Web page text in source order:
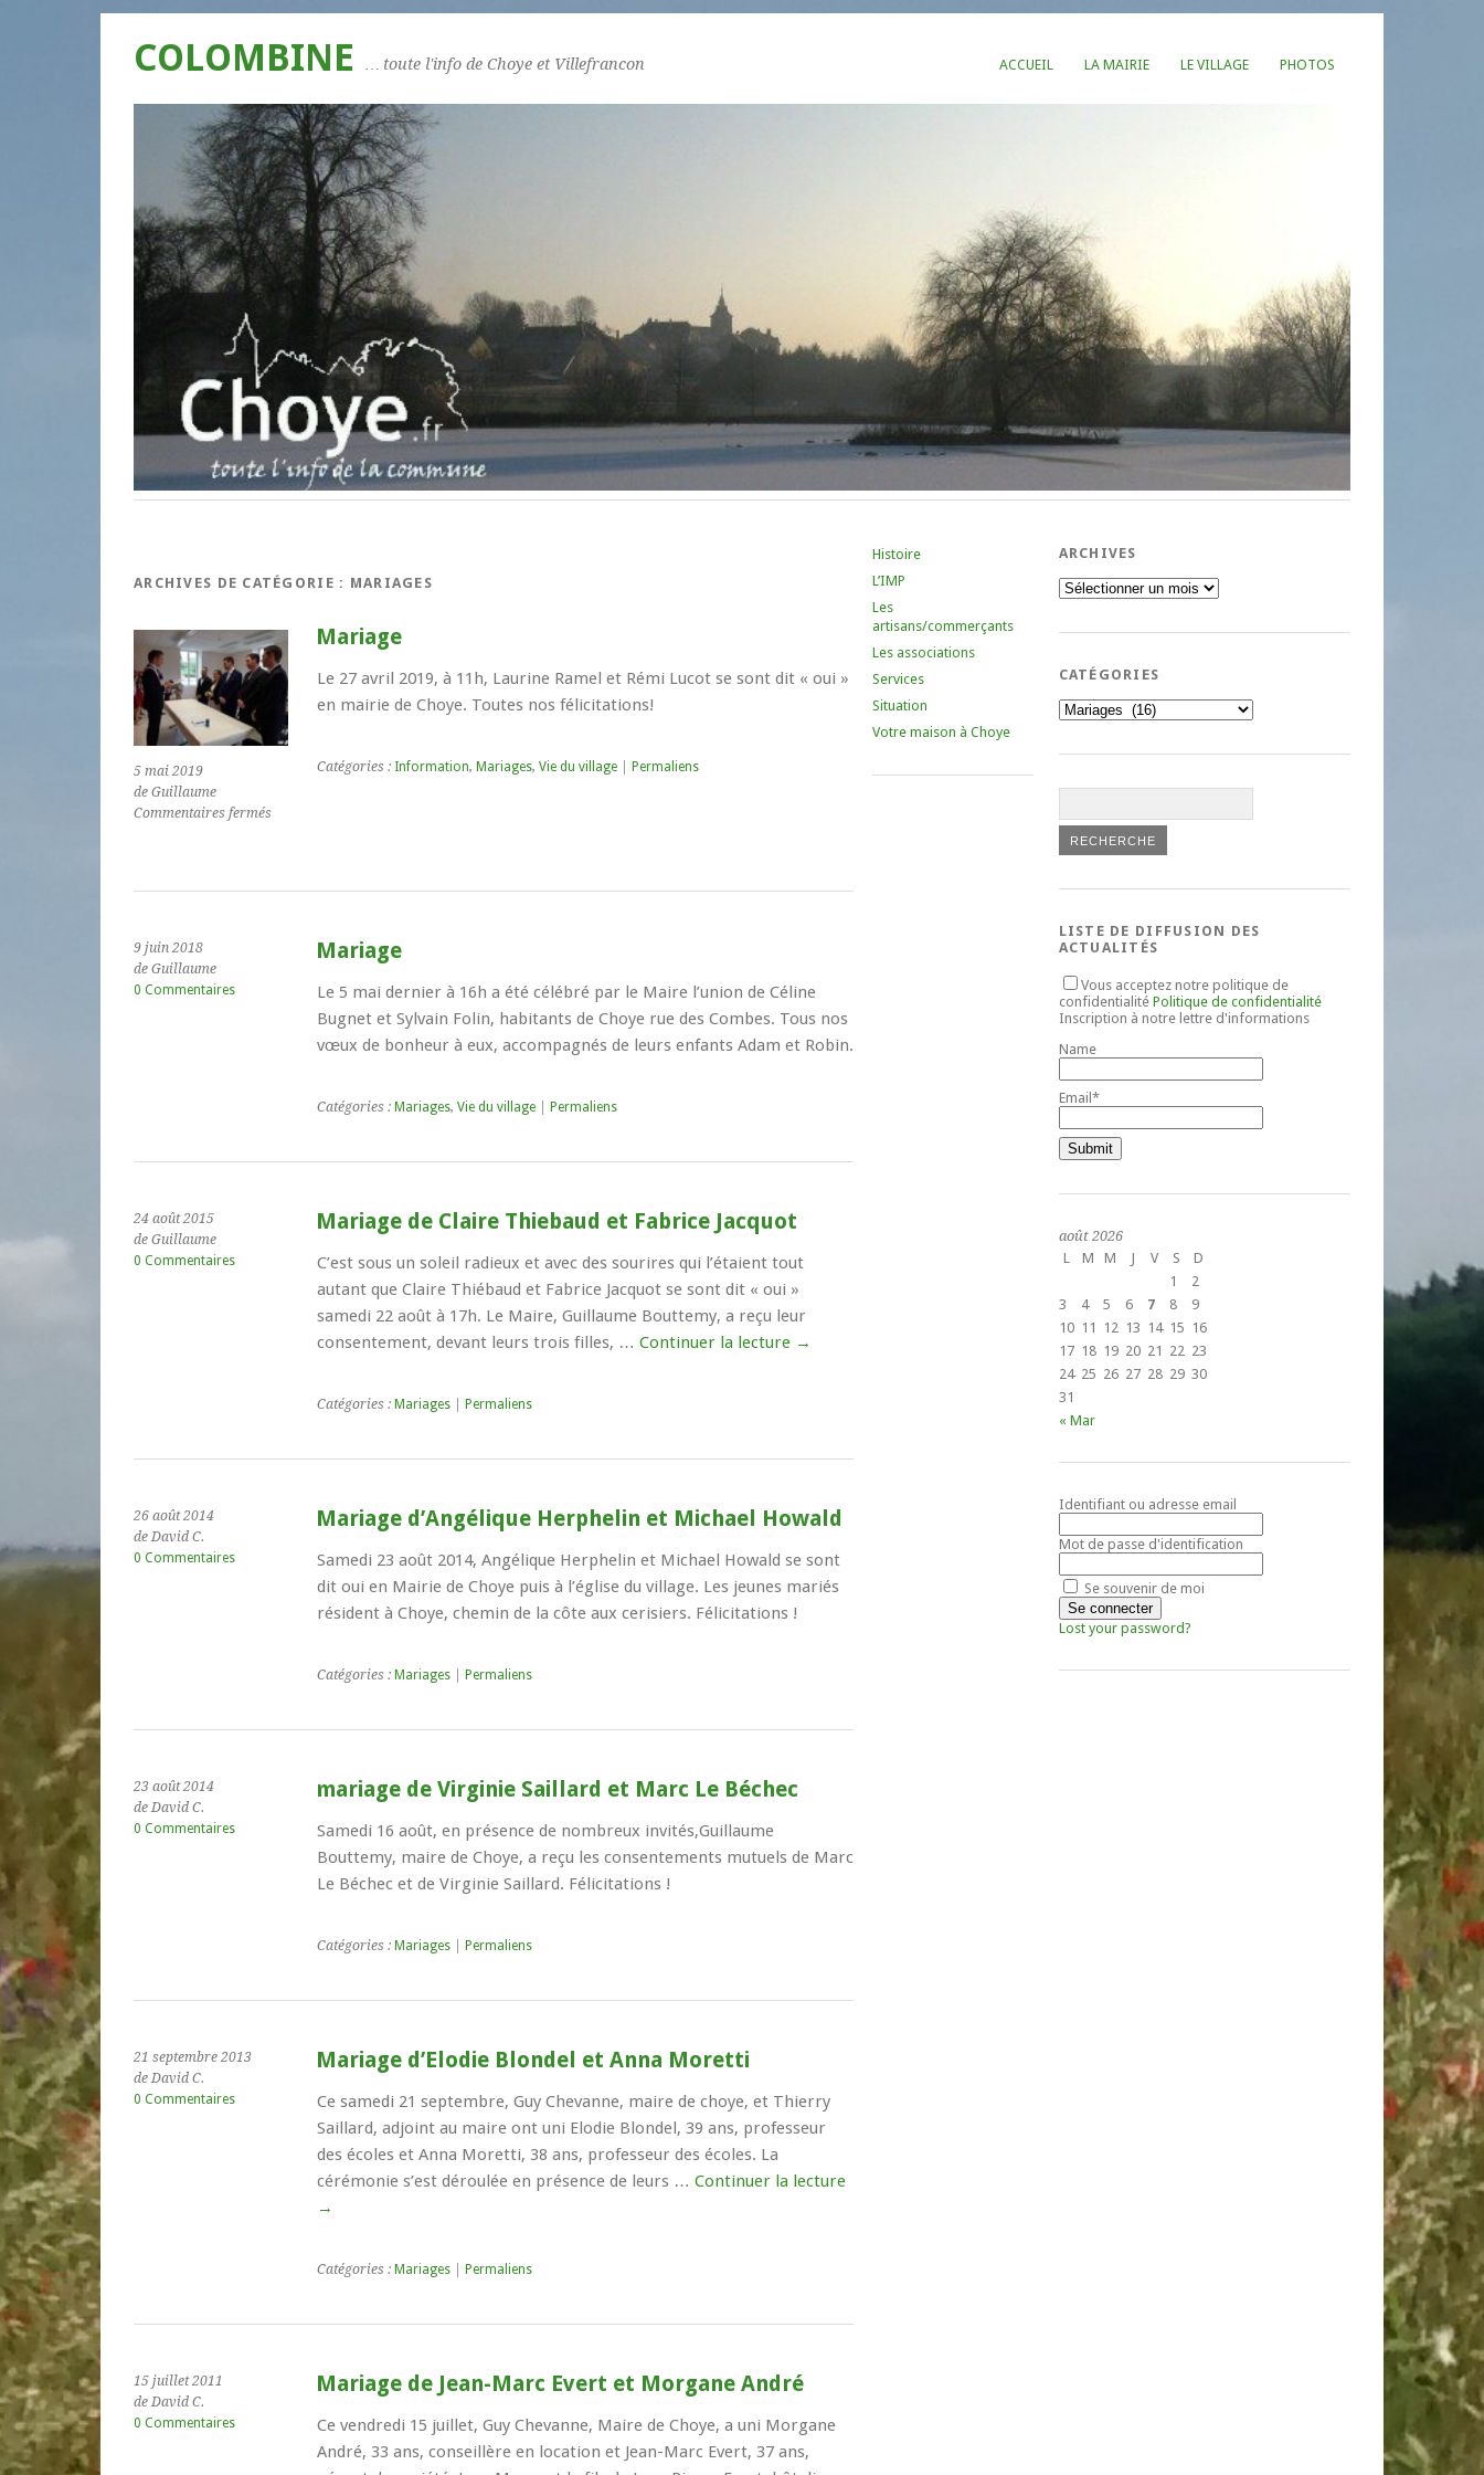
ACCUEIL LA MAIRIE LE VILLAGE PHOTOS
COLOMBINE … toute l'info de Choye et Villefrancon
ARCHIVES DE CATÉGORIE : MARIAGES
5 mai 2019
de Guillaume
Commentaires ferméssur
Mariage
Le 27 avril 2019, à 11h, Laurine Ramel et Rémi Lucot se sont dit « oui »
en mairie de Choye. Toutes nos félicitations!
Catégories : Information, Mariages,Vie du village Permaliens
9 juin 2018
de Guillaume
0 Commentaires
Mariage
Le 5 mai dernier à 16h a été célébré par le Maire l’union de Céline
Bugnet et Sylvain Folin, habitants de Choye rue des Combes. Tous nos
vœux de bonheur à eux, accompagnés de leurs enfants Adam et Robin.
Catégories : Mariages,Vie du village Permaliens
24 août 2015
de Guillaume
0 Commentaires
Mariage de Claire Thiebaud et Fabrice Jacquot
C’est sous un soleil radieux et avec des sourires qui l’étaient tout
autant que Claire Thiébaud et Fabrice Jacquot se sont dit « oui »
samedi 22 août à 17h. Le Maire, Guillaume Bouttemy, a reçu leur
consentement, devant leurs trois filles, …Continuer la lecture →
Catégories : Mariages Permaliens
26 août 2014
de David C.
0 Commentaires
Mariage d’Angélique Herphelin et Michael Howald
Samedi 23 août 2014, Angélique Herphelin et Michael Howald se sont
dit oui en Mairie de Choye puis à l’église du village. Les jeunes mariés
résident à Choye, chemin de la côte aux cerisiers. Félicitations !
Catégories : Mariages Permaliens
23 août 2014
de David C.
0 Commentaires
mariage de Virginie Saillard et Marc Le Béchec
Samedi 16 août, en présence de nombreux invités,Guillaume
Bouttemy, maire de Choye, a reçu les consentements mutuels de Marc
Le Béchec et de Virginie Saillard. Félicitations !
Catégories : Mariages Permaliens
21 septembre 2013
de David C.
0 Commentaires
Mariage d’Elodie Blondel et Anna Moretti
Ce samedi 21 septembre, Guy Chevanne, maire de choye, et Thierry
Saillard, adjoint au maire ont uni Elodie Blondel, 39 ans, professeur
des écoles et Anna Moretti, 38 ans, professeur des écoles. La
cérémonie s’est déroulée en présence de leurs …Continuer la lecture
→
Catégories : Mariages Permaliens
15 juillet 2011
de David C.
0 Commentaires
Mariage de Jean-Marc Evert et Morgane André
Ce vendredi 15 juillet, Guy Chevanne, Maire de Choye, a uni Morgane
André, 33 ans, conseillère en location et Jean-Marc Evert, 37 ans,
Histoire
L’IMP
Les
artisans/commerçants
Les associations
Services
Situation
Votre maison à Choye
ARCHIVES
Archives
CATÉGORIES
Catégories
LISTE DE DIFFUSION DES
ACTUALITÉS
Vous acceptez notre politique de
confidentialité Politique de confidentialité
Inscription à notre lettre d'informations
Name
Email*
août 2026
L
M M J V S
D
1
2
3
4 5 6 7 8
9
10 11 12 13 14 15 16
17 18 19 20 21 22 23
24 25 26 27 28 29 30
31
« Mar
Identifiant ou adresse email
Mot de passe d'identification
Se souvenir de moi
Lost your password?